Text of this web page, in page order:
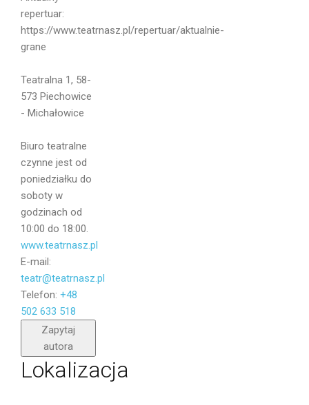
repertuar:
https://www.teatrnasz.pl/repertuar/aktualnie-
grane
Teatralna 1, 58-
573 Piechowice
- Michałowice
Biuro teatralne
czynne jest od
poniedziałku do
soboty w
godzinach od
10:00 do 18:00.
www.teatrnasz.pl
E-mail:
teatr@teatrnasz.pl
Telefon: +48
502 633 518
Zapytaj
autora
Email
Wyślij
Lokalizacja